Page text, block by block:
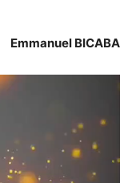
Emmanuel BICABA